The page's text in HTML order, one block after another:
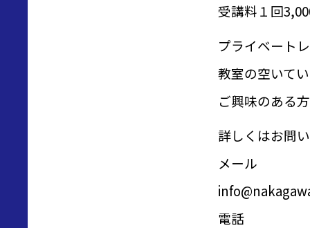
受講料１回
プライベート
教室の空いて
ご興味のある
詳しくはお問
メール
電話